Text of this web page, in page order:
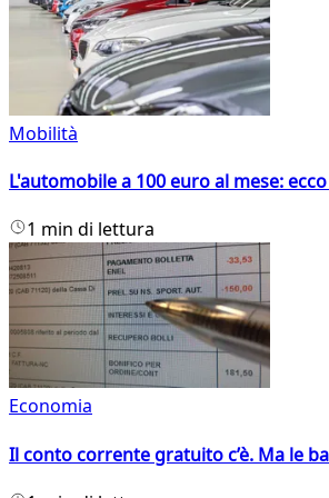
Mobilità
L'automobile a 100 euro al mese:
1 min di lettura
Economia
Il conto corrente gratuito c’è. Ma le